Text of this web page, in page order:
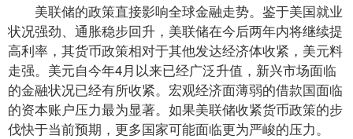
美联储的政策直接影响全球金融走势。鉴于美国就业
状况强劲、通胀稳步回升，美联储在今后两年内将继续提
高利率，其货币政策相对于其他发达经济体收紧，美元料
走强。美元自今年4月以来已经广泛升值，新兴市场面临
的金融状况已经有所收紧。宏观经济面薄弱的借款国面临
的资本账户压力最为显著。如果美联储收紧货币政策的步
伐快于当前预期，更多国家可能面临更为严峻的压力。